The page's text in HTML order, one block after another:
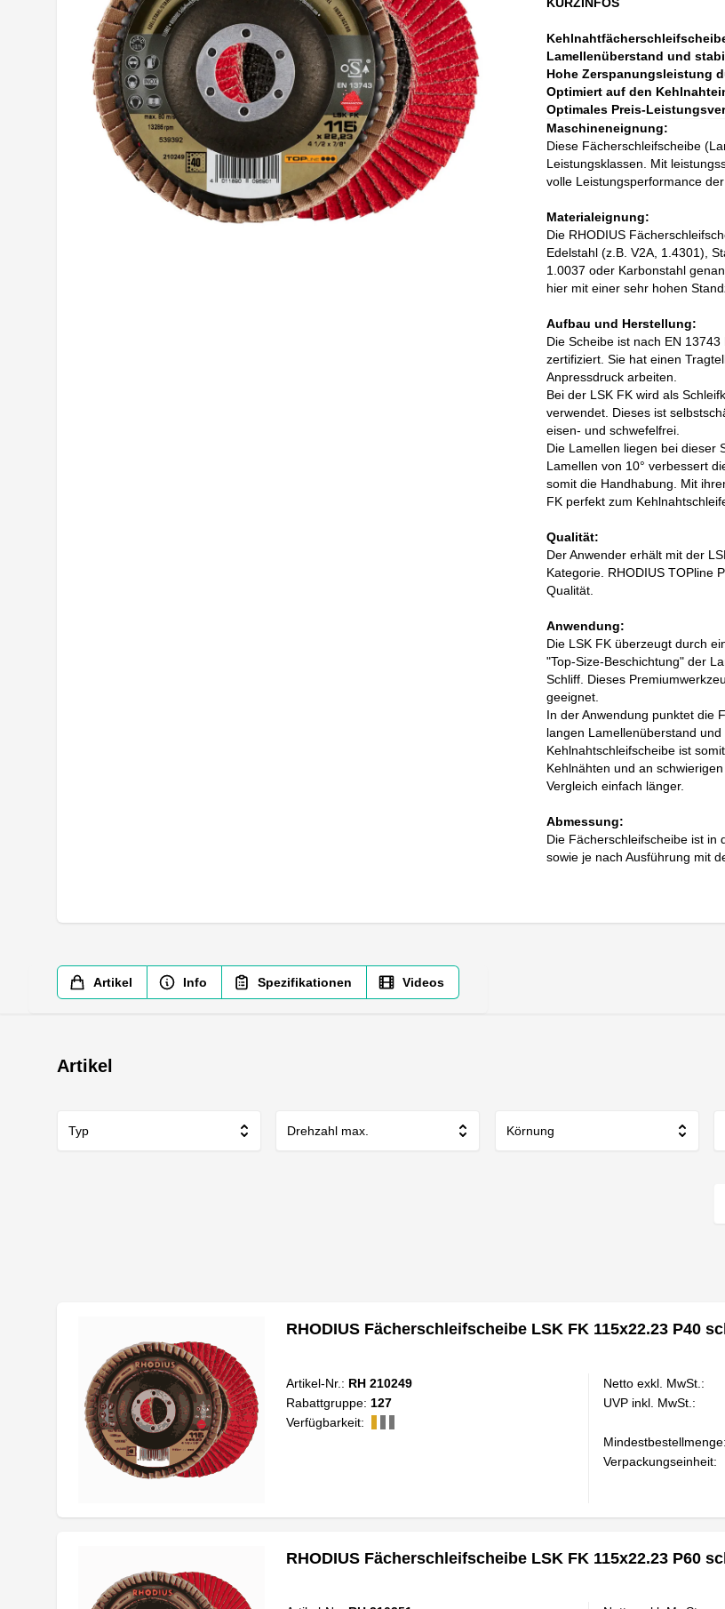
Lamellenüberstand und
Hohe Zerspanungsleistung
Optimiert auf den
Optimales Preis-
Maschineneignung:
Diese Fächerschleifscheibe
Leistungsklassen. Mit
volle Leistungsperformance der
Materialeignung:
Die RHODIUS
Edelstahl (z.B. V2A, 1.4301),
1.0037 oder Karbonstahl
hier mit einer sehr hohen
Aufbau und Herstellung:
Die Scheibe ist nach EN
zertifiziert. Sie hat einen
Anpressdruck arbeiten.
Bei der LSK FK wird als
verwendet. Dieses ist
eisen- und schwefelfrei.
Die Lamellen liegen bei dieser
Lamellen von 10° verbessert
somit die Handhabung. Mit
FK perfekt zum
Qualität:
Der Anwender erhält mit der
Kategorie. RHODIUS TOPline
Qualität.
Anwendung:
Die LSK FK überzeugt durch
"Top-Size-Beschichtung" der
Schliff. Dieses
geeignet.
In der Anwendung punktet die
langen Lamellenüberstand
Kehlnahtschleifscheibe ist
Kehlnähten und an
Vergleich einfach länger.
Abmessung:
Die Fächerschleifscheibe ist in
sowie je nach Ausführung mit
Artikel Info Spezifikationen Videos
Artikel
Typ Drehzahl max. Körnung
RHODIUS Fächerschleifscheibe LSK FK 115x22.23 P40
Artikel-Nr.: RH 210249
Rabattgruppe: 127
Verfügbarkeit:
Netto exkl. MwSt.:
UVP inkl. MwSt.:
Mindestbestellmenge:
Verpackungseinheit:
RHODIUS Fächerschleifscheibe LSK FK 115x22.23 P60